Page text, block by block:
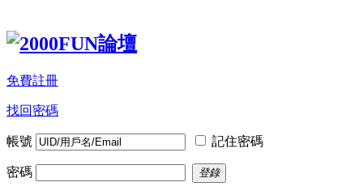
免費註冊
找回密碼
帳號 記住密碼
密碼 登錄